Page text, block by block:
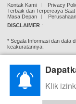
Kontak Kami Privacy
Terbaik dan Terpercaya Saat
Masa Depan
DISCLAIMER :
* Segala Informasi dan data
keakuratannya.
* Investasi.Online Tidak
untuk berinvestasi.
tanggung jawab Anda
Klik